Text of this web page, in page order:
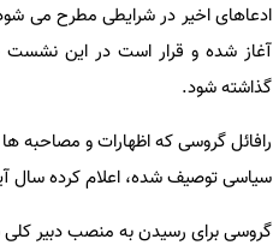
ادعاهای اخیر در شرایطی مطرح می
آغاز شده و قرار است در این نشست
گذاشته شود.
رافائل گروسی که اظهارات و مصاحبه
سیاسی توصیف شده، اعلام کرده سال
گروسی برای رسیدن به منصب دبیر کلی